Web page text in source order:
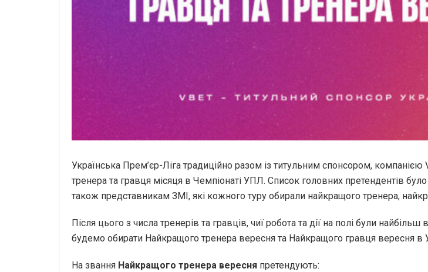
Українська Прем’єр-Ліга традиційно разом із титульним спонсором,
тренера та гравця місяця в Чемпіонаті УПЛ. Список головних претендентів
також представникам ЗМІ, які кожного туру обирали найкращого тренера,
Після цього з числа тренерів та гравців, чиї робота та дії на полі були
будемо обирати Найкращого тренера вересня та Найкращого гравця вересня в
На звання Найкращого тренера вересня претендують: